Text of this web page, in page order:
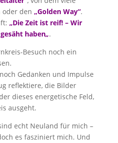
oder den „Golden Way“.
„Die Zeit ist reif! – Wir
haben„.
Besuch noch ein
Gedanken und Impulse
reflektiere, die Bilder
dieses energetische Feld,
ausgeht.
echt Neuland für mich –
es fasziniert mich. Und